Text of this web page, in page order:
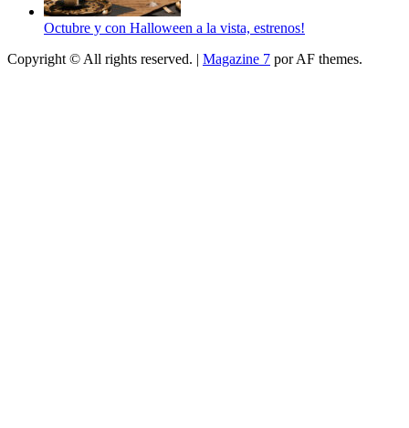
Octubre y con Halloween a la vista, estrenos!
Copyright © All rights reserved. | Magazine 7 por AF themes.